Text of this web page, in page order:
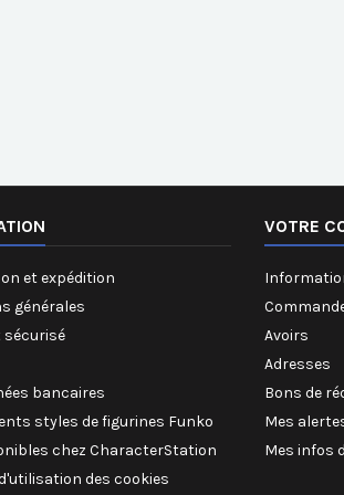
et expédition
générales
sécurisé
bancaires
styles de figurines Funko
chez CharacterStation
des cookies
VOTRE
Avoirs
Adresses
Bons de
Mes
Mes infos